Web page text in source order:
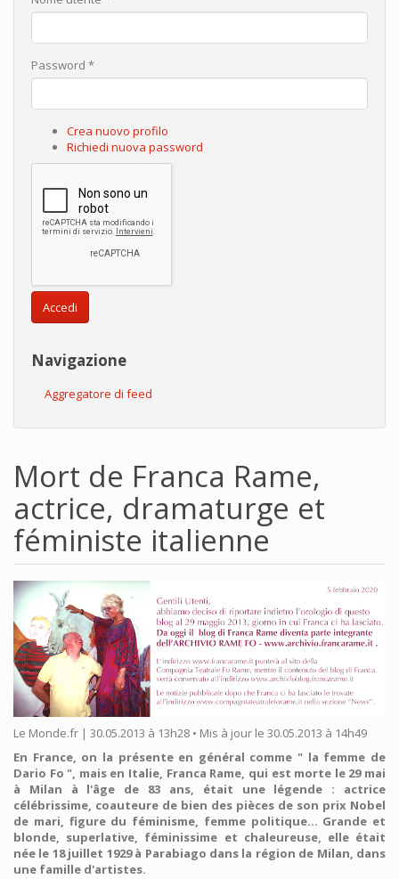
Password *
Crea nuovo profilo
Richiedi nuova password
Accedi
Navigazione
Aggregatore di feed
Mort de Franca Rame,
actrice, dramaturge et
féministe italienne
Le Monde.fr | 30.05.2013 à 13h28 • Mis à jour le 30.05.2013 à 14h49
En France, on la présente en général comme " la femme de
Dario Fo ", mais en Italie, Franca Rame, qui est morte le 29 mai
à Milan à l'âge de 83 ans, était une légende : actrice
célébrissime, coauteure de bien des pièces de son prix Nobel
de mari, figure du féminisme, femme politique... Grande et
blonde, superlative, féminissime et chaleureuse, elle était
née le 18 juillet 1929 à Parabiago dans la région de Milan, dans
une famille d'artistes.